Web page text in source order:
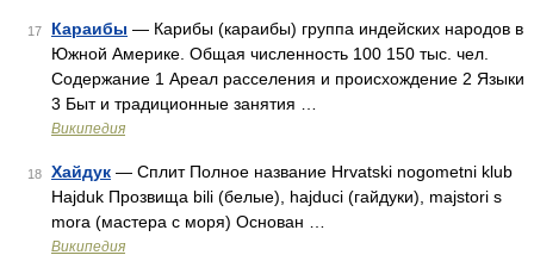
17 Караибы — Карибы (караибы) группа индейских народов в
Южной Америке. Общая численность 100 150 тыс. чел.
Содержание 1 Ареал расселения и происхождение 2 Языки
3 Быт и традиционные занятия …
Википедия
18 Хайдук — Сплит Полное название Hrvatski nogometni klub
Hajduk Прозвища bili (белые), hajduci (гайдуки), majstori s
mora (мастера с моря) Основан …
Википедия